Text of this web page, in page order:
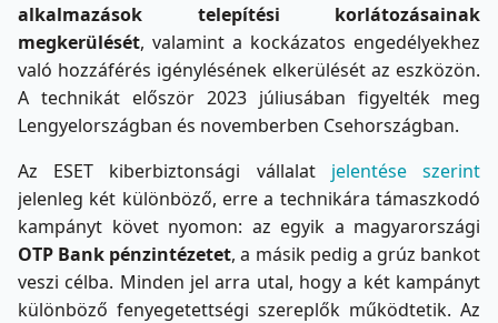
alkalmazások telepítési korlátozásainak
megkerülését, valamint a kockázatos engedélyekhez
való hozzáférés igénylésének elkerülését az eszközön.
A technikát először 2023 júliusában figyelték meg
Lengyelországban és novemberben Csehországban.
Az ESET kiberbiztonsági vállalat jelentése szerint
jelenleg két különböző, erre a technikára támaszkodó
kampányt követ nyomon: az egyik a magyarországi
OTP Bank pénzintézetet, a másik pedig a grúz bankot
veszi célba. Minden jel arra utal, hogy a két kampányt
különböző fenyegetettségi szereplők működtetik. Az